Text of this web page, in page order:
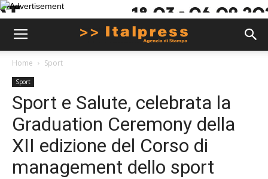
Home Sport
Sport
Sport e Salute, celebrata la
Graduation Ceremony della
XII edizione del Corso di
management dello sport